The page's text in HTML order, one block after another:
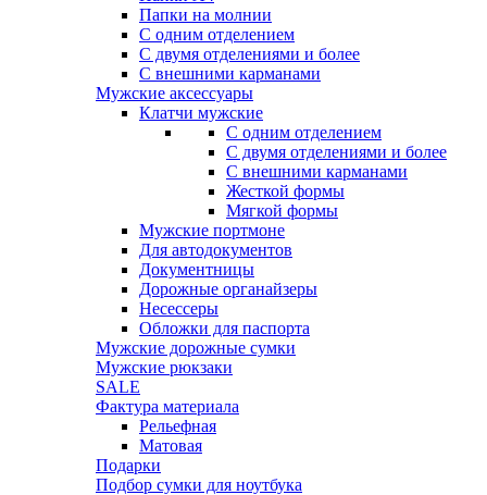
Папки на молнии
С одним отделением
С двумя отделениями и более
С внешними карманами
Мужские аксессуары
Клатчи мужские
С одним отделением
С двумя отделениями и более
С внешними карманами
Жесткой формы
Мягкой формы
Мужские портмоне
Для автодокументов
Документницы
Дорожные органайзеры
Несессеры
Обложки для паспорта
Мужские дорожные сумки
Мужские рюкзаки
SALE
Фактура материала
Рельефная
Матовая
Подарки
Подбор сумки для ноутбука